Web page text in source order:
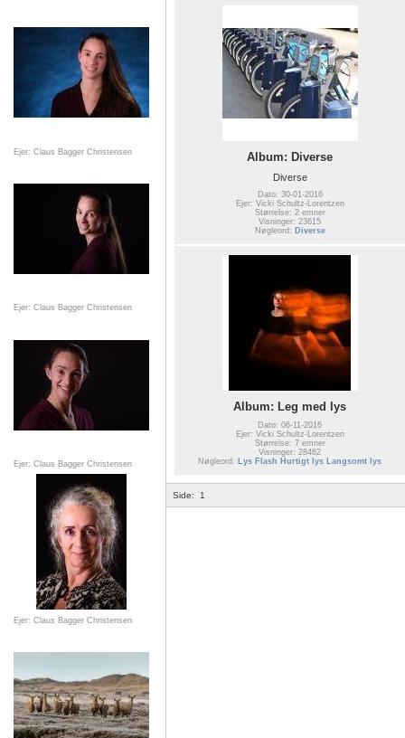
Ejer: Claus Bagger Christensen
Ejer: Claus Bagger Christensen
Ejer: Claus Bagger Christensen
Ejer: Claus Bagger Christensen
Album: Diverse
Diverse
Dato: 30-01-2016
Ejer: Vicki Schultz-Lorentzen
Størrelse: 2 emner
Visninger: 23615
Nøgleord: Diverse
Album: Leg med lys
Dato: 06-11-2016
Ejer: Vicki Schultz-Lorentzen
Størrelse: 7 emner
Visninger: 28462
Nøgleord:
Lys Flash Hurtigt lys Langsomt lys
Side: 1